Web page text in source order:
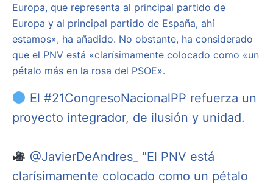
Europa, que representa al principal partido de
Europa y al principal partido de España, ahí
estamos», ha añadido. No obstante, ha considerado
que el PNV está «clarísimamente colocado como «un
pétalo más en la rosa del PSOE».
El #21CongresoNacionalPP refuerza un
proyecto integrador, de ilusión y unidad.
@JavierDeAndres_
"El PNV está
clarísimamente colocado como un pétalo